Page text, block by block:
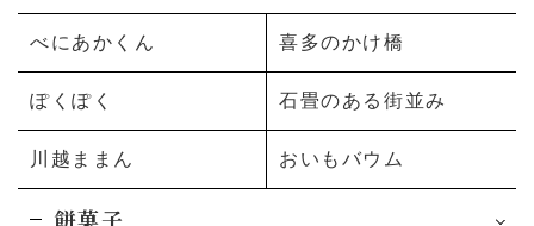
べにあかくん 喜多のかけ橋
ぽくぽく 石畳のある街並み
川越ままん おいもバウム
餅菓子